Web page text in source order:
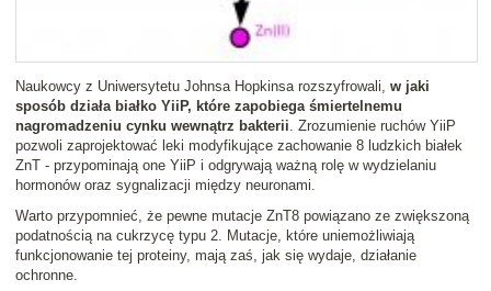
Naukowcy z Uniwersytetu Johnsa Hopkinsa rozszyfrowali, w jaki
sposób działa białko YiiP, które zapobiega śmiertelnemu
nagromadzeniu cynku wewnątrz bakterii. Zrozumienie ruchów YiiP
pozwoli zaprojektować leki modyfikujące zachowanie 8 ludzkich białek
ZnT - przypominają one YiiP i odgrywają ważną rolę w wydzielaniu
hormonów oraz sygnalizacji między neuronami.
Warto przypomnieć, że pewne mutacje ZnT8 powiązano ze zwiększoną
podatnością na cukrzycę typu 2. Mutacje, które uniemożliwiają
funkcjonowanie tej proteiny, mają zaś, jak się wydaje, działanie
ochronne.